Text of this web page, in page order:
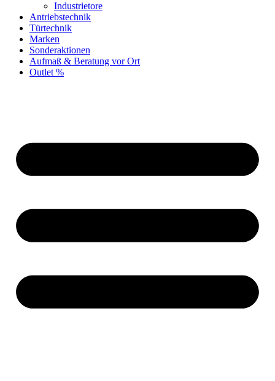
Industrietore
Antriebstechnik
Türtechnik
Marken
Sonderaktionen
Aufmaß & Beratung vor Ort
Outlet %